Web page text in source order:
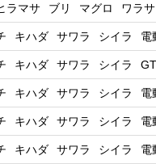
ラマサ ブリ マグロ ワラサ
キハダ サワラ シイラ 電
キハダ サワラ シイラ GT
キハダ サワラ シイラ 電
キハダ サワラ シイラ 電
キハダ サワラ シイラ 電